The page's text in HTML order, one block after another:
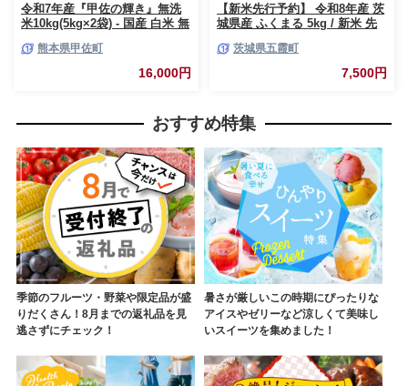
令和7年産『甲佐の輝き』無洗
米10kg(5kg×2袋) - 国産 白米 無
米 訳あり 厳選 マイスター 生活
応援 ひのひかり 森のくまさん
おすすめ 熊本県 甲佐町【価格
熊本県甲佐町
16,000円
【新米先行予約】 令和8年産 茨
城県産 ふくまる 5kg / 新米 先
精米 特A米 特A 特A評価 旨味
安心 美味しい 茨城県 五霞町
茨城県五霞町
7,500円
おすすめ特集
季節のフルーツ・野菜や限定品が盛
りだくさん！8月までの返礼品を見
逃さずにチェック！
暑さが厳しいこの時期にぴったりな
アイスやゼリーなど涼しくて美味し
いスイーツを集めました！